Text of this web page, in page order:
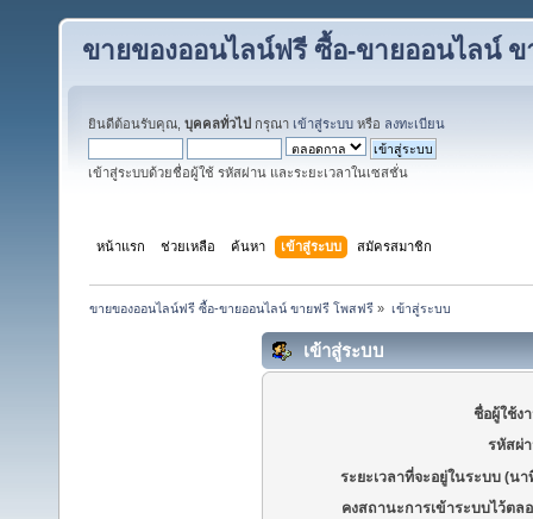
ขายของออนไลน์ฟรี ซื้อ-ขายออนไลน์
ยินดีต้อนรับคุณ, บุคคลทั่วไป กรุณา เข้าสู่ระบบ หรือ ลงทะเบียน
เข้าสู่ระบบด้วยชื่อผู้ใช้ รหัสผ่าน และระยะเวลาในเซสชั่น
หน้าแรก ช่วยเหลือ ค้นหา เข้าสู่ระบบ สมัครสมาชิก
ขายของออนไลน์ฟรี ซื้อ-ขายออนไลน์ ขายฟรี โพสฟรี » เข้าสู่ระบบ
เข้าสู่ระบบ
ชื่อผู้ใช้ง
รหัสผ่
ระยะเวลาที่จะอยู่ในระบบ (นา
คงสถานะการเข้าระบบไว้ตล